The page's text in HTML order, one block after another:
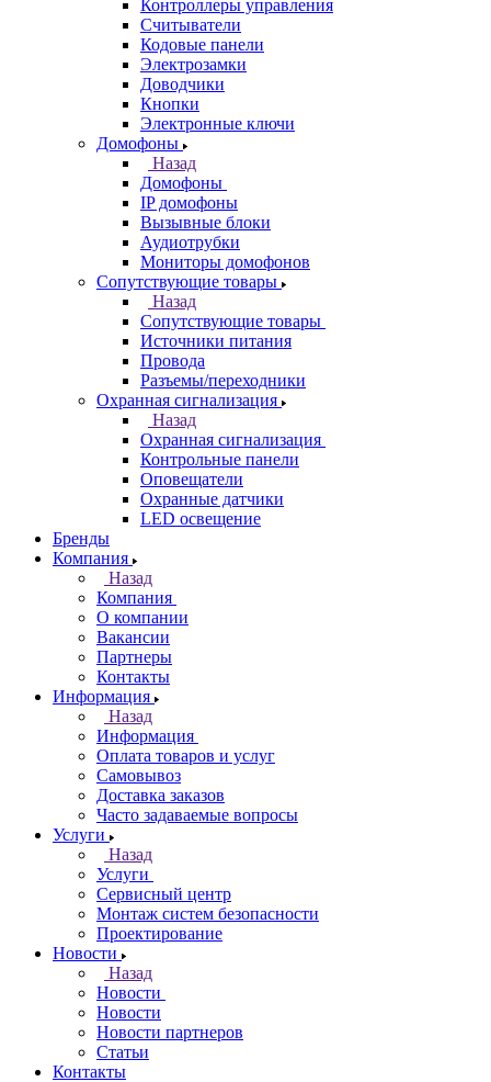
Контроллеры управления
Считыватели
Кодовые панели
Электрозамки
Доводчики
Кнопки
Электронные ключи
Домофоны
Назад
Домофоны
IP домофоны
Вызывные блоки
Аудиотрубки
Мониторы домофонов
Сопутствующие товары
Назад
Сопутствующие товары
Источники питания
Провода
Разъемы/переходники
Охранная сигнализация
Назад
Охранная сигнализация
Контрольные панели
Оповещатели
Охранные датчики
LED освещение
Бренды
Компания
Назад
Компания
О компании
Вакансии
Партнеры
Контакты
Информация
Назад
Информация
Оплата товаров и услуг
Самовывоз
Доставка заказов
Часто задаваемые вопросы
Услуги
Назад
Услуги
Сервисный центр
Монтаж систем безопасности
Проектирование
Новости
Назад
Новости
Новости
Новости партнеров
Статьи
Контакты